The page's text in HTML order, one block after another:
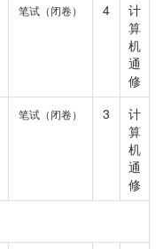
笔试（闭卷） 4
计
算
机
通
修
笔试（闭卷） 3
计
算
机
通
修